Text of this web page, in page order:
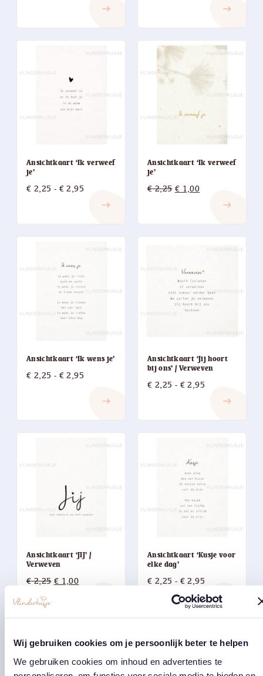
Wij gebruiken cookies om je persoonlijk beter te helpen
We gebruiken cookies om inhoud en advertenties te
€ 4,50
east
€ 2,25
east
Ansichtkaart ‘Ik verweef
je’
€ 2,25 - € 2,95
€ 2,25
east
Ansichtkaart ‘Ik verweef
je’
€2,25 Oorspronkelijke
€ 1,00Huidige
east
Ansichtkaart ‘Ik wens je’
€ 2,25 - € 2,95
east
Ansichtkaart ‘Jij hoort
bij ons’ / Verweven
€ 2,25 - € 2,95
€ 2,25
east
Ansichtkaart ‘JIJ’ /
Verweven
€2,25 Oorspronkelijke
€ 1,00Huidige
Ansichtkaart ‘Kusje voor
elke dag’
€ 2,25 - € 2,95
€ 2,25
tot